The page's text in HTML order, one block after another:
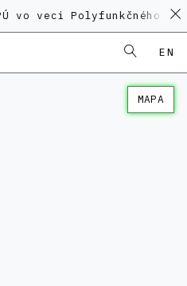
Polyfunkčného domu na
EN
MAPA